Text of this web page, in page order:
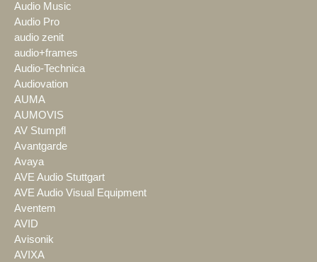
Audio Music
Audio Pro
audio zenit
audio+frames
Audio-Technica
Audiovation
AUMA
AUMOVIS
AV Stumpfl
Avantgarde
Avaya
AVE Audio Stuttgart
AVE Audio Visual Equipment
Aventem
AVID
Avisonik
AVIXA